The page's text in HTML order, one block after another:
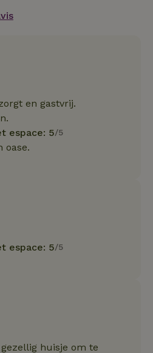
en gastvrij.
espace: 5/5
oase.
espace: 5/5
huisje om te